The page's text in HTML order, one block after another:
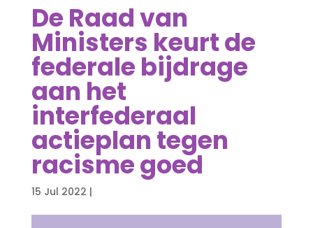
De Raad van
Ministers keurt de
federale bijdrage
aan het
interfederaal
actieplan tegen
racisme goed
15 Jul 2022 |